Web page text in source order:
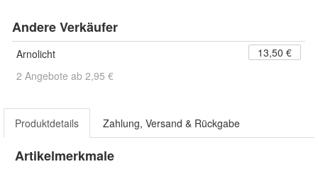
Andere Verkäufer
Arnolicht
13,50 €
2 Angebote ab 2,95 €
Produktdetails Zahlung, Versand & Rückgabe
Artikelmerkmale